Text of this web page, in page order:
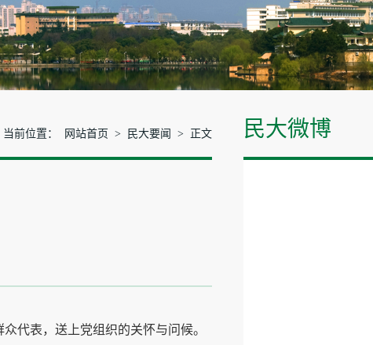
当前位置： 网站首页 > 民大要闻 > 正文
代表，送上党组织的关怀与问候。
民大微博